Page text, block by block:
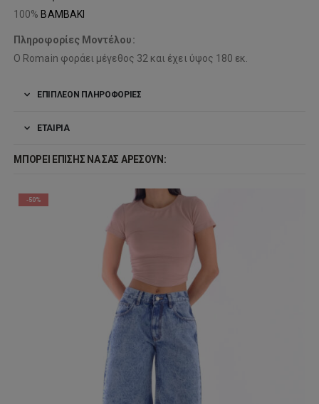
100%ΒΑΜΒΑΚΙ
Πληροφορίες Μοντέλου:
Ο Romain φοράει μέγεθος 32 και έχει ύψος 180 εκ.
ΕΠΙΠΛΈΟΝ ΠΛΗΡΟΦΟΡΊΕΣ
ΕΤΑΙΡΊΑ
ΜΠΟΡΕΊ ΕΠΊΣΗΣ ΝΑ ΣΑΣ ΑΡΈΣΟΥΝ:
-50%